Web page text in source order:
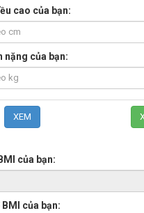
cao của bạn:
nặng của bạn:
của bạn:
BMI của bạn: